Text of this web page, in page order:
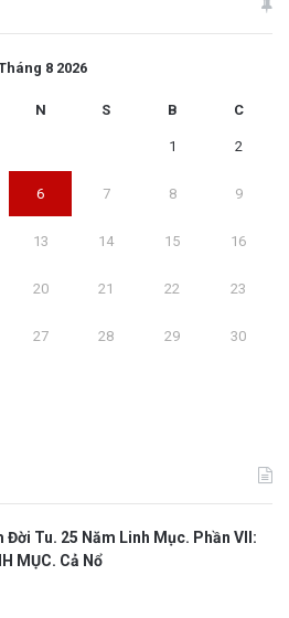
8 2026
N S B C
1 2
6 7 8 9
13 14 15 16
20 21 22 23
27 28 29 30
Đời Tu. 25 Năm Linh Mục. Phần VII:
MỤC. Cả Nổ